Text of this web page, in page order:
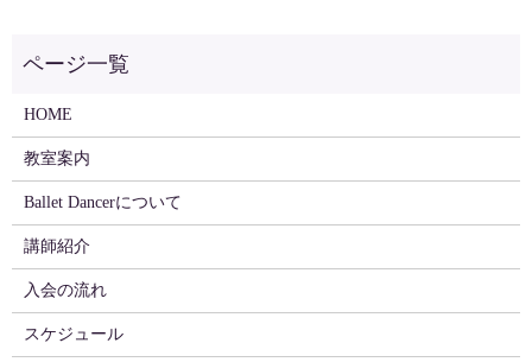
HOME
教室案内
Ballet Dancerについて
講師紹介
入会の流れ
スケジュール